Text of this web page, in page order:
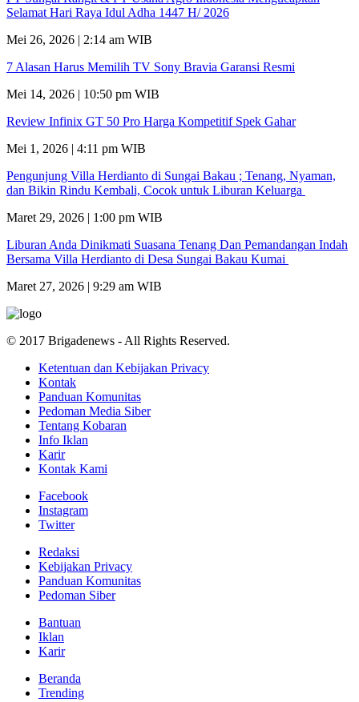
Selamat Hari Raya Idul Adha 1447 H/ 2026
Mei 26, 2026 | 2:14 am WIB
7 Alasan Harus Memilih TV Sony Bravia Garansi Resmi
Mei 14, 2026 | 10:50 pm WIB
Review Infinix GT 50 Pro Harga Kompetitif Spek Gahar
Mei 1, 2026 | 4:11 pm WIB
Pengunjung Villa Herdianto di Sungai Bakau ; Tenang, Nyaman,
dan Bikin Rindu Kembali, Cocok untuk Liburan Keluarga
Maret 29, 2026 | 1:00 pm WIB
Liburan Anda Dinikmati Suasana Tenang Dan Pemandangan Indah
Bersama Villa Herdianto di Desa Sungai Bakau Kumai
Maret 27, 2026 | 9:29 am WIB
© 2017 Brigadenews - All Rights Reserved.
Ketentuan dan Kebijakan Privacy
Kontak
Panduan Komunitas
Pedoman Media Siber
Tentang Kobaran
Info Iklan
Karir
Kontak Kami
Facebook
Instagram
Twitter
Redaksi
Kebijakan Privacy
Panduan Komunitas
Pedoman Siber
Bantuan
Iklan
Karir
Beranda
Trending